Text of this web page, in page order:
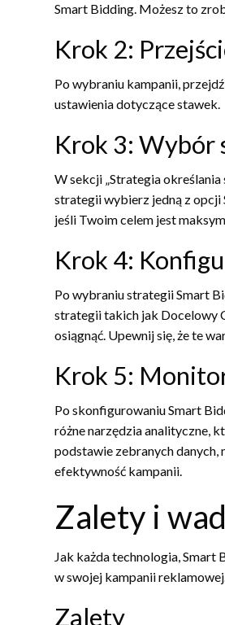
Smart Bidding. Możesz to
Krok 2:
Po wybraniu kampanii,
ustawienia dotyczące stawek.
Krok 3: Wybór
W sekcji „Strategia
strategii wybierz jedną z opcji
jeśli Twoim celem jest
Krok 4:
Po wybraniu strategii Smart
strategii takich jak Docelowy
osiągnąć. Upewnij się, że te
Krok 5:
Po skonfigurowaniu Smart
różne narzędzia analityczne,
podstawie zebranych
efektywność kampanii.
Zalety i
Jak każda technologia,
w swojej kampanii
Zalety